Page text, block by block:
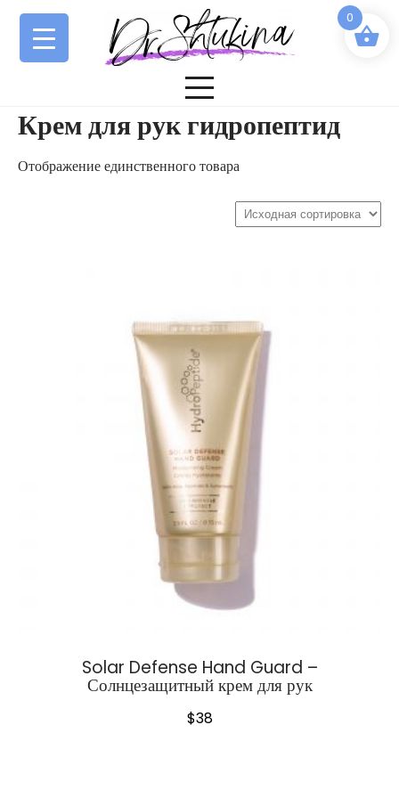
Перейти
содержимому
Крем для рук гидропептид
Отображение единственного товара
Solar Defense Hand Guard –
Солнцезащитный крем для рук
$38
0